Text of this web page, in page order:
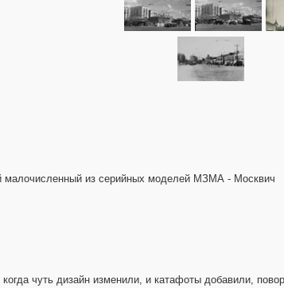
малочисленный из серийных моделей МЗМА - Москвич
чуть дизайн изменили, и катафоты добавили,